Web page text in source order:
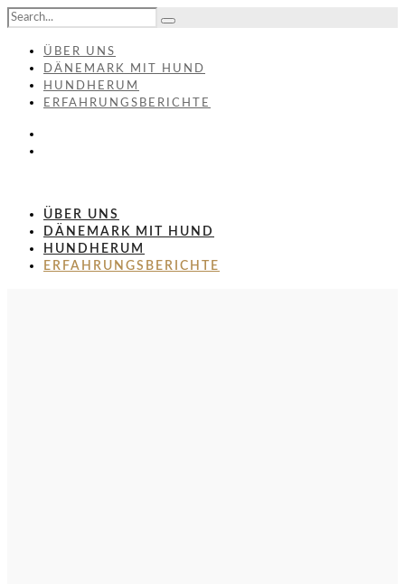
ÜBER UNS
DÄNEMARK MIT HUND
HUNDHERUM
ERFAHRUNGSBERICHTE
ÜBER UNS
DÄNEMARK MIT HUND
HUNDHERUM
ERFAHRUNGSBERICHTE